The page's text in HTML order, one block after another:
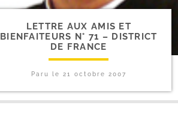
LETTRE AUX AMIS ET
BIENFAITEURS N° 71 – DISTRICT
DE FRANCE
Paru le 21 octobre 2007